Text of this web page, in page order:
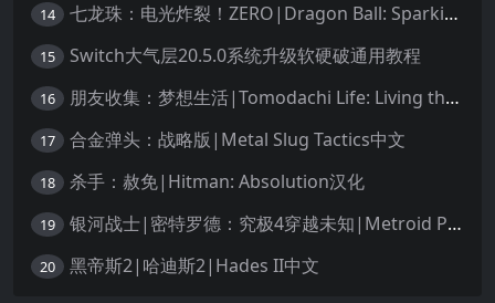
14 七龙珠：电光炸裂！ZERO|Dragon Ball: Sparking! Zero中文
15 Switch大气层20.5.0系统升级软硬破通用教程
16 朋友收集：梦想生活|Tomodachi Life: Living the Dream中文
17 合金弹头：战略版|Metal Slug Tactics中文
18 杀手：赦免|Hitman: Absolution汉化
19 银河战士|密特罗德：究极4穿越未知|Metroid Prime 4: Beyond中文
20 黑帝斯2|哈迪斯2|Hades II中文